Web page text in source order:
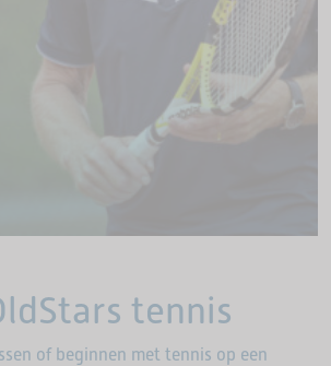
tennis
of beginnen met tennis op een